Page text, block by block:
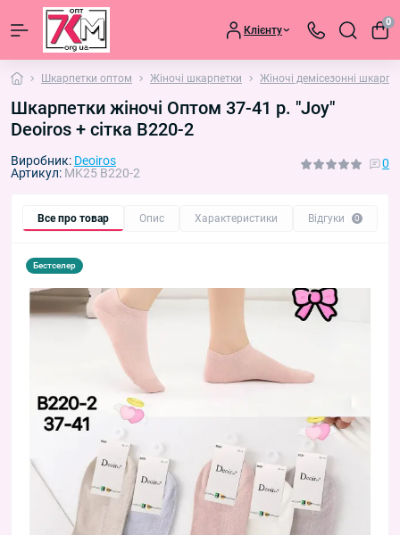
Клієнту
0
Шкарпетки оптом Жіночі шкарпетки Жіночі демісезонні
Шкарпетки жіночі Оптом 37-41 р. "Joy"
Deoiros + сітка B220-2
Виробник: Deoiros
Артикул: MK25 B220-2
0
Все про товар Опис Характеристики Відгуки 0
Бестселер